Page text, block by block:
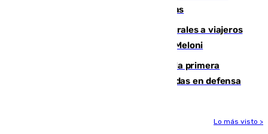
encuentro contra el Ceuta con molestias
España restablece controles temporales a viajeros
procedentes de Italia como repuesta a Meloni
El Málaga cae ante el Ceuta y suma la primera
derrota de la pretemporada dejando dudas en defensa
Lo más visto >